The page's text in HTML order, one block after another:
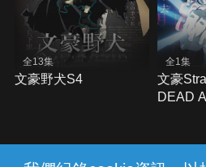
全13集
文豪野犬S4
全1集
文豪
DEAD